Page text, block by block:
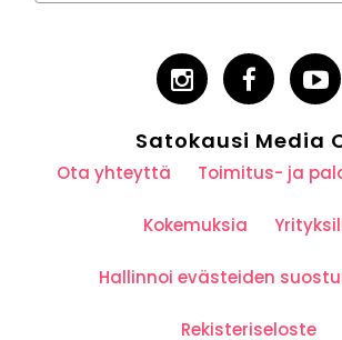
Satokausi Media
Ota yhteyttä Toimitus- ja
Kokemuksia
Hallinnoi evästeiden
Rekisteriseloste